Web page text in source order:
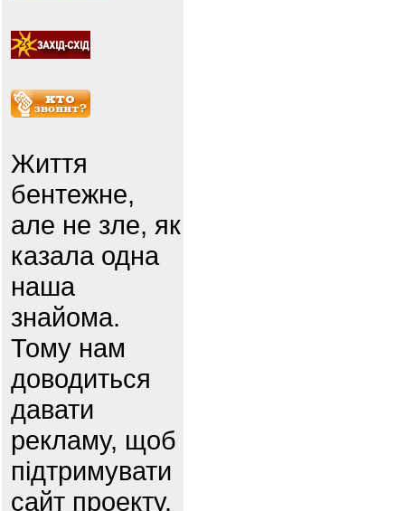
Життя
бентежне,
але не зле, як
казала одна
наша
знайома.
Тому нам
доводиться
давати
рекламу, щоб
підтримувати
сайт проекту.